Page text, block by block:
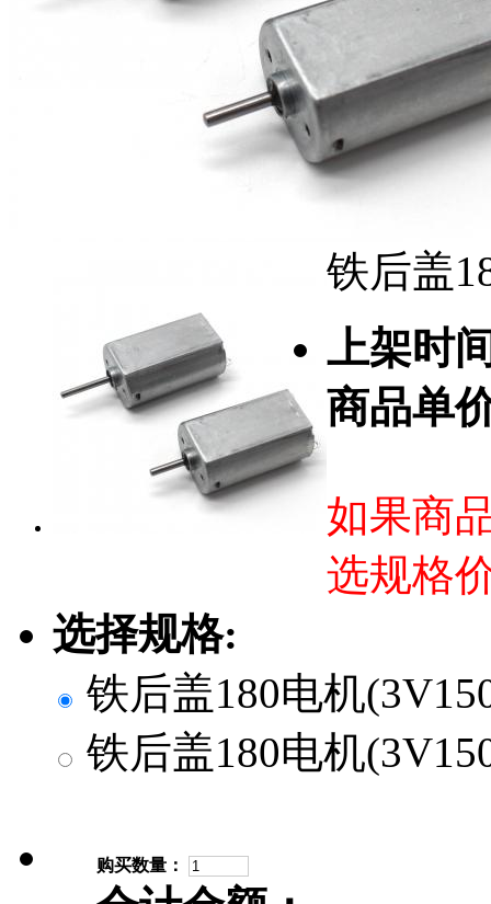
铁后盖
上架时
商品单
如果商
选规格
选择规格:
铁后盖180电机
铁后盖180电机
购买数量：